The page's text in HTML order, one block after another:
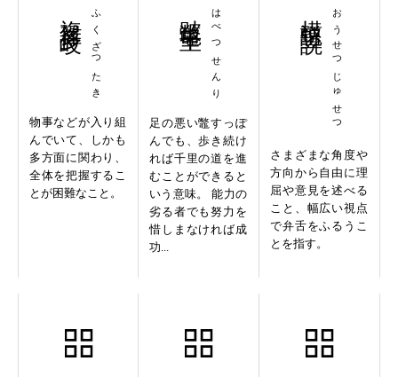
ふくざつたき
物事などが入り組
んでいて、しかも
多方面に関わり、
全体を把握するこ
とが困難なこと。
はべつせんり
足の悪い鼈すっぽ
んでも、歩き続け
れば千里の道を進
むことができると
いう意味。 能力の
劣る者でも努力を
惜しまなければ成
功...
おうせつじゅせつ
さまざまな角度や
方向から自由に理
屈や意見を述べる
こと、幅広い視点
で弁舌をふるうこ
とを指す。